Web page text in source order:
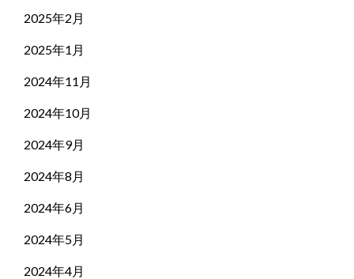
2025年2月
2025年1月
2024年11月
2024年10月
2024年9月
2024年8月
2024年6月
2024年5月
2024年4月